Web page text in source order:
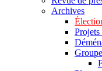
Archives